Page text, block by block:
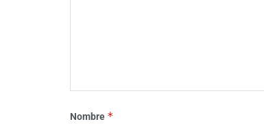
Nombre *